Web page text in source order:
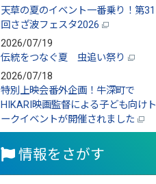
天草の夏のイベント一番乗り！第31
回さざ波フェスタ2026
2026/07/19
伝統をつなぐ夏 虫追い祭り
2026/07/18
特別上映会番外企画！牛深町で
HIKARI映画監督による子ども向けト
ークイベントが開催されました
情報をさがす